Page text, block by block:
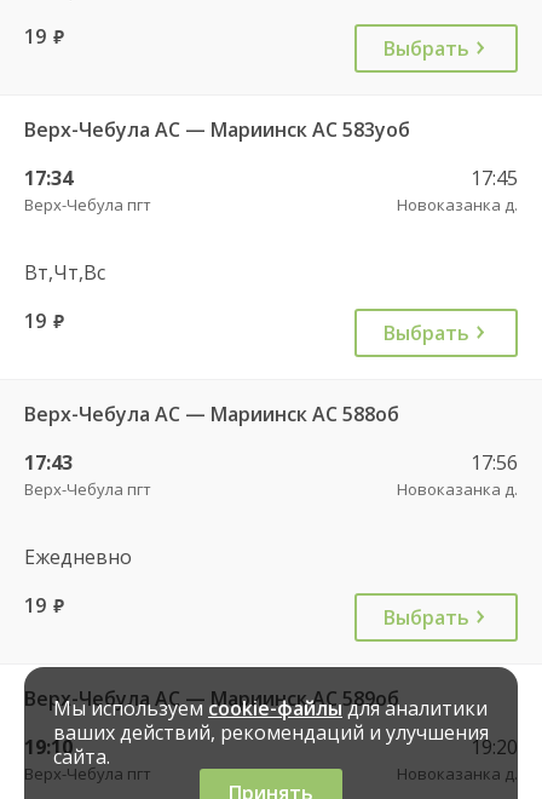
19 руб. Выбрать
Верх-Чебула АС — Мариинск АС 583уоб
17:34
Верх-Чебула пгт
17:45
Новоказанка д.
Вт,Чт,Вс
19 руб. Выбрать
Верх-Чебула АС — Мариинск АС 588об
17:43
Верх-Чебула пгт
17:56
Новоказанка д.
Ежедневно
19 руб. Выбрать
Верх-Чебула АС — Мариинск АС 589об
19:10
Верх-Чебула пгт
19:20
Новоказанка д.
Мы используемcookie-файлыдля аналитики
ваших действий, рекомендаций и улучшения
сайта.
Принять